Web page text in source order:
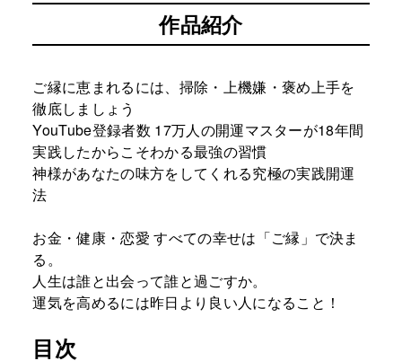
作品紹介
ご縁に恵まれるには、掃除・上機嫌・褒め上手を
徹底しましょう
YouTube登録者数 17万人の開運マスターが18年間
実践したからこそわかる最強の習慣
神様があなたの味方をしてくれる究極の実践開運
法
お金・健康・恋愛 すべての幸せは「ご縁」で決ま
る。
人生は誰と出会って誰と過ごすか。
運気を高めるには昨日より良い人になること！
目次